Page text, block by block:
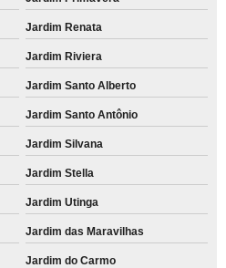
Jardim Renata
Jardim Riviera
Jardim Santo Alberto
Jardim Santo Antônio
Jardim Silvana
Jardim Stella
Jardim Utinga
Jardim das Maravilhas
Jardim do Carmo